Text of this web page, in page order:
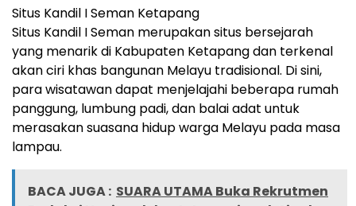
Situs Kandil I Seman Ketapang
Situs Kandil I Seman merupakan situs bersejarah
yang menarik di Kabupaten Ketapang dan terkenal
akan ciri khas bangunan Melayu tradisional. Di sini,
para wisatawan dapat menjelajahi beberapa rumah
panggung, lumbung padi, dan balai adat untuk
merasakan suasana hidup warga Melayu pada masa
lampau.
BACA JUGA : SUARA UTAMA Buka Rekrutmen